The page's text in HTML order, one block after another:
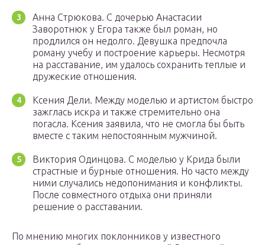
Анна Стрюкова. С дочерью Анастасии
Заворотнюк у Егора также был роман, но
продлился он недолго. Девушка предпочла
роману учебу и построение карьеры. Несмотря
на расставание, им удалось сохранить теплые и
дружеские отношения.
Ксения Дели. Между моделью и артистом быстро
зажглась искра и также стремительно она
погасла. Ксения заявила, что не смогла бы быть
вместе с таким непостоянным мужчиной.
Виктория Одинцова. С моделью у Крида были
страстные и бурные отношения. Но часто между
ними случались недопонимания и конфликты.
После совместного отдыха они приняли
решение о расставании.
По мнению многих поклонников у известного